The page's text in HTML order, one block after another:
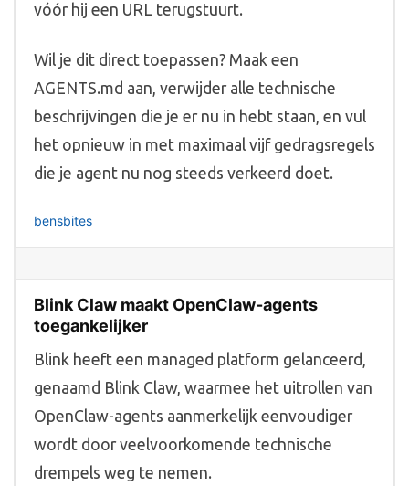
vóór hij een URL terugstuurt.
Wil je dit direct toepassen? Maak een
AGENTS.md aan, verwijder alle technische
beschrijvingen die je er nu in hebt staan, en vul
het opnieuw in met maximaal vijf gedragsregels
die je agent nu nog steeds verkeerd doet.
bensbites
Blink Claw maakt OpenClaw-agents
toegankelijker
Blink heeft een managed platform gelanceerd,
genaamd Blink Claw, waarmee het uitrollen van
OpenClaw-agents aanmerkelijk eenvoudiger
wordt door veelvoorkomende technische
drempels weg te nemen.